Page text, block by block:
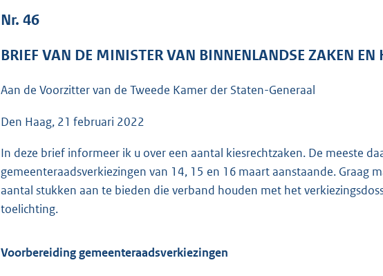
r
o
:
5
8
Nr. 46
BRIEF VAN DE MINISTER VAN BINNENLANDSE ZAKEN EN
Aan de Voorzitter van de Tweede Kamer der Staten-Generaal
Den Haag, 21 februari 2022
In deze brief informeer ik u over een aantal kiesrechtzaken. De meeste
gemeenteraadsverkiezingen van 14, 15 en 16 maart aanstaande. Graag
aantal stukken aan te bieden die verband houden met het
toelichting.
Voorbereiding gemeenteraadsverkiezingen